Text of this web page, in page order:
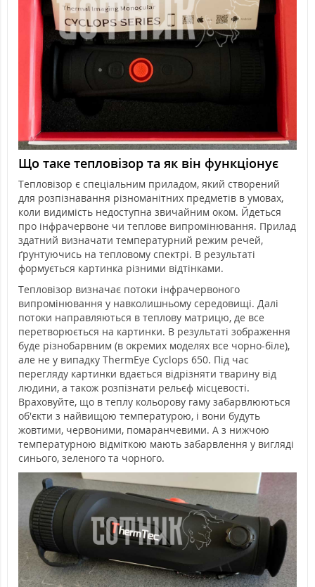
Що таке тепловізор та як він функціонує
Тепловізор є спеціальним приладом, який створений
для розпізнавання різноманітних предметів в умовах,
коли видимість недоступна звичайним оком. Йдеться
про інфрачервоне чи теплове випромінювання. Прилад
здатний визначати температурний режим речей,
ґрунтуючись на тепловому спектрі. В результаті
формується картинка різними відтінками.
Тепловізор визначає потоки інфрачервоного
випромінювання у навколишньому середовищі. Далі
потоки направляються в теплову матрицю, де все
перетворюється на картинки. В результаті зображення
буде різнобарвним (в окремих моделях все чорно-біле),
але не у випадку ThermEye Cyclops 650. Під час
перегляду картинки вдається відрізняти тварину від
людини, а також розпізнати рельєф місцевості.
Враховуйте, що в теплу кольорову гаму забарвлюються
об'єкти з найвищою температурою, і вони будуть
жовтими, червоними, помаранчевими. А з нижчою
температурною відміткою мають забарвлення у вигляді
синього, зеленого та чорного.